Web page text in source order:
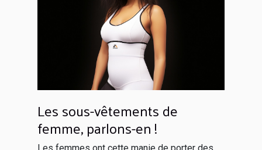
Les sous-vêtements de
femme, parlons-en !